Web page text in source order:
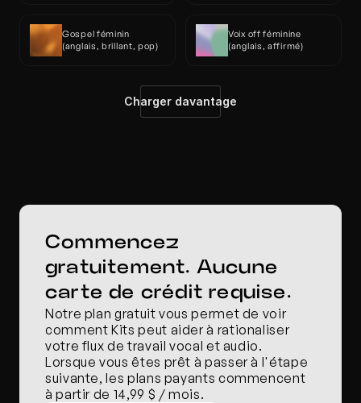
Gospel féminin
(anglais, brillant, pop)
Voix off féminine
(anglais, affirmé)
Charger davantage
Commencez
gratuitement. Aucune
carte de crédit requise.
Notre plan gratuit vous permet de voir
comment Kits peut aider à rationaliser
votre flux de travail vocal et audio.
Lorsque vous êtes prêt à passer à l'étape
suivante, les plans payants commencent
à partir de 14,99 $ / mois.